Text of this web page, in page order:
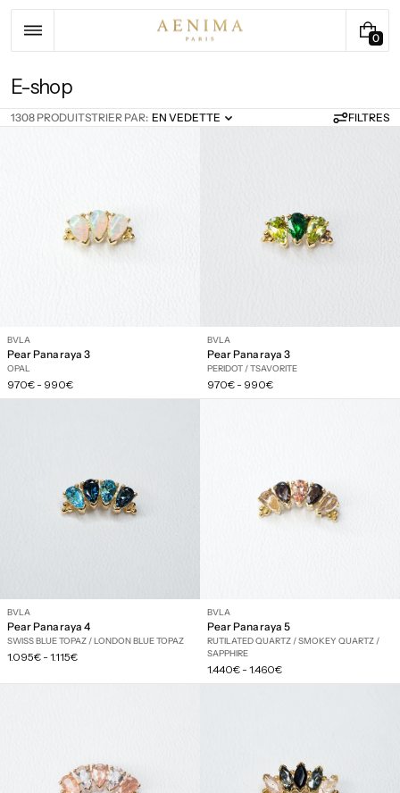
Passer
contenu
00
I
C
C
o
l
E-shop
1308 PRODUITSTRIER PAR: EN VEDETTE FILTRES
BVLA
Pear Panaraya 3
OPAL
Prix
régulier
970€ - 990€
BVLA
Pear Panaraya 3
PERIDOT / TSAVORITE
Prix
régulier
970€ - 990€
BVLA
Pear Panaraya 4
SWISS BLUE TOPAZ / LONDON BLUE TOPAZ
Prix
1.095€ - 1.115€
BVLA
Pear Panaraya 5
RUTILATED QUARTZ / SMOKEY QUARTZ /
SAPPHIRE
Prix
régulier
1.440€ - 1.460€